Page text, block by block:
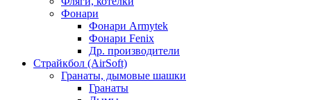
Фонари
Фонари Armytek
Фонари Fenix
Др. производители
Страйкбол (AirSoft)
Гранаты, дымовые шашки
Гранаты